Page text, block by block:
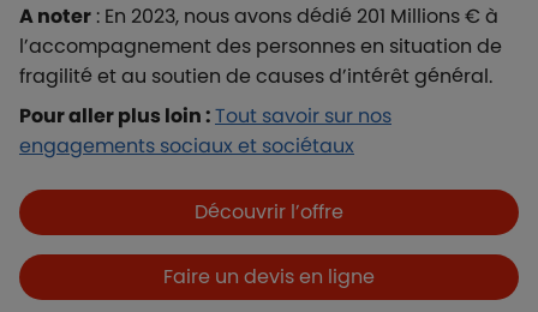
A noter : En 2023, nous avons dédié 201 Millions € à
l’accompagnement des personnes en situation de
fragilité et au soutien de causes d’intérêt général.
Pour aller plus loin :Tout savoir sur nos
engagements sociaux et sociétaux
Boutons et liens
Découvrir l’offre
Faire un devis en ligne